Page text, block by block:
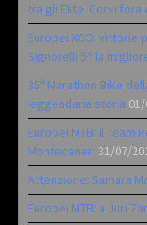
tra gli Elite. Corvi fora
Europei XCO: vittorie
Signorelli 5^ la
35ª Marathon Bike
leggendaria storia
Europei MTB: il Team
Monteceneri 31/07/
Attenzione: Samara
Europei MTB: a Juri